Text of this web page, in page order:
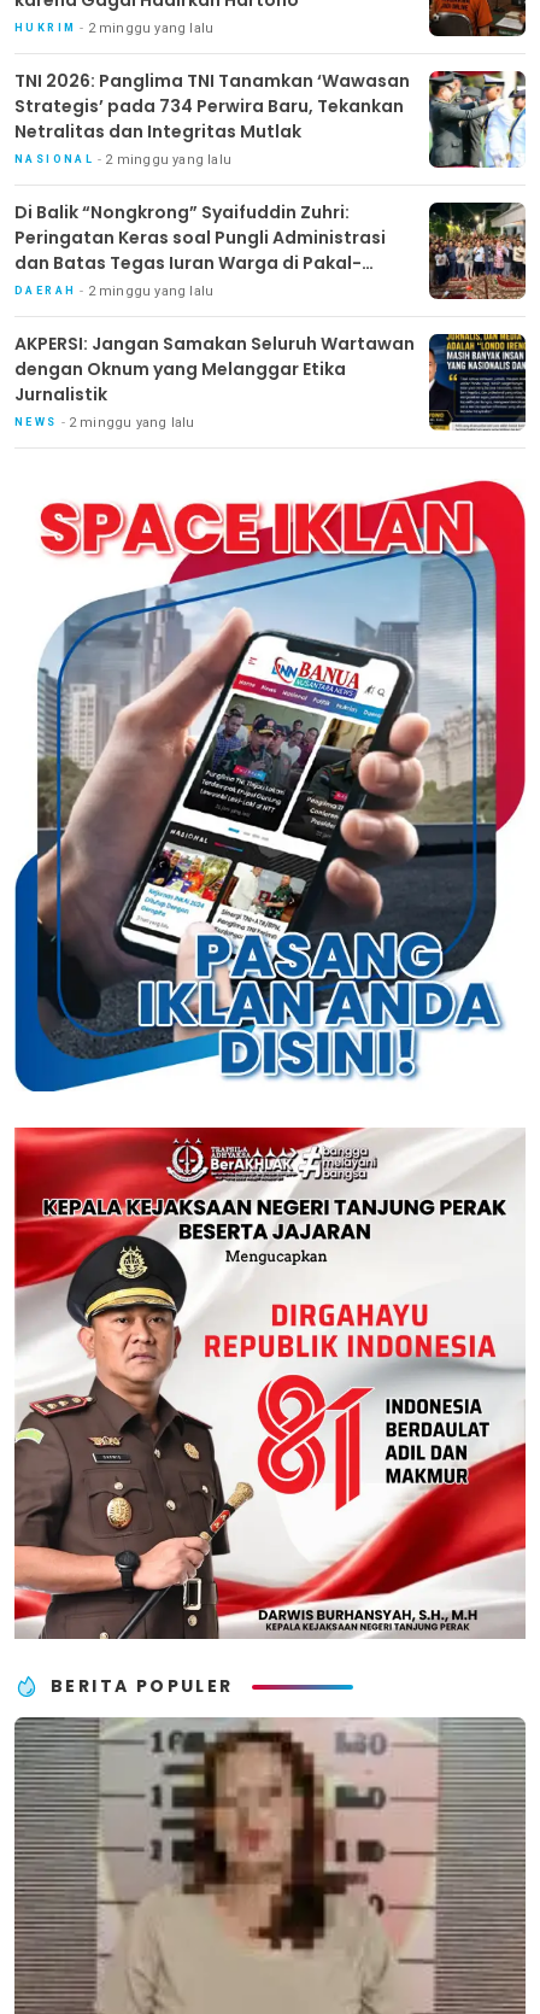
HUKRIM 2 minggu yang lalu
TNI 2026: Panglima TNI Tanamkan ‘Wawasan
Strategis’ pada 734 Perwira Baru, Tekankan
Netralitas dan Integritas Mutlak
NASIONAL 2 minggu yang lalu
Di Balik “Nongkrong” Syaifuddin Zuhri:
Peringatan Keras soal Pungli Administrasi
dan Batas Tegas Iuran Warga di Pakal-
Benowo
DAERAH 2 minggu yang lalu
AKPERSI: Jangan Samakan Seluruh Wartawan
dengan Oknum yang Melanggar Etika
Jurnalistik
NEWS 2 minggu yang lalu
BERITA POPULER